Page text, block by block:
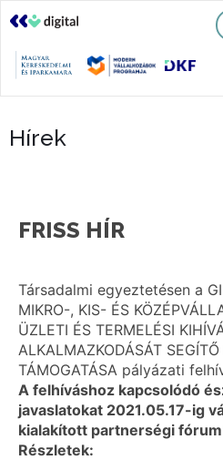
Hírek
FRISS HÍR
Társadalmi egyeztetésen a
MIKRO-, KIS- ÉS
ÜZLETI ÉS TERMELÉSI
ALKALMAZKODÁSÁT
TÁMOGATÁSA pályázati
A felhíváshoz kapcsolódó
javaslatokat 2021.05.17-ig
kialakított partnerségi
Részletek: